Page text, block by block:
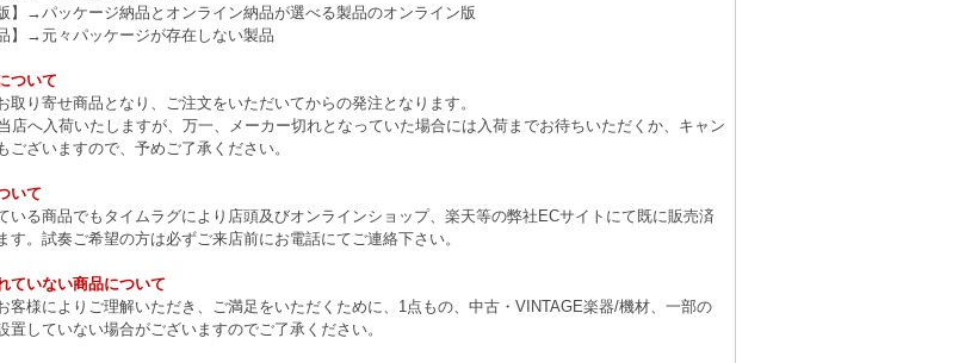
】→パッケージ納品とオンライン納品が選べる製品のオンライン版
】→元々パッケージが存在しない製品
ついて
取り寄せ商品となり、ご注文をいただいてからの発注となります。
店へ入荷いたしますが、万一、メーカー切れとなっていた場合には入荷までお待ちいただくか、キャン
ございますので、予めご了承ください。
いて
いる商品でもタイムラグにより店頭及びオンラインショップ、楽天等の弊社ECサイトにて既に販売済
す。試奏ご希望の方は必ずご来店前にお電話にてご連絡下さい。
ていない商品について
客様によりご理解いただき、ご満足をいただくために、1点もの、中古・VINTAGE楽器/機材、一部の
置していない場合がございますのでご了承ください。